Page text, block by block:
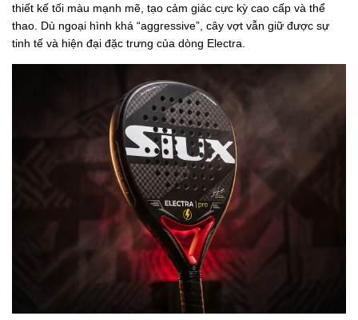
thiết kế tối màu mạnh mẽ, tạo cảm giác cực kỳ cao cấp và thể
thao. Dù ngoại hình khá “aggressive”, cây vợt vẫn giữ được sự
tinh tế và hiện đại đặc trưng của dòng Electra.